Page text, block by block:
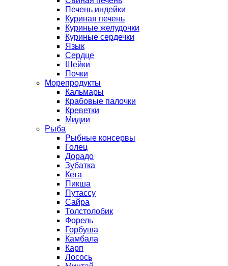
Печень индейки
Куриная печень
Куриные желудочки
Куриные сердечки
Язык
Сердце
Шейки
Почки
Морепродукты
Кальмары
Крабовые палочки
Креветки
Мидии
Рыба
Рыбные консервы
Голец
Дорадо
Зубатка
Кета
Пикша
Путассу
Сайра
Толстолобик
Форель
Горбуша
Камбала
Карп
Лосось